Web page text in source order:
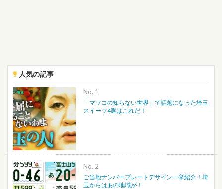
人気の記事
No.
「マツコの知らない世界」で話題になった埼玉
スイーツ4選はこれだ！
No.
ご当地ナンバープレートデザイン一挙紹介！埼
玉からはあの地域が！